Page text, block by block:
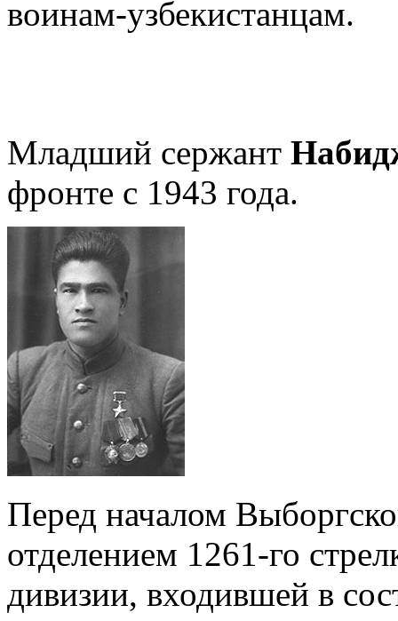
воинам-узбекистанцам.
Младший сержант
фронте с 1943 года.
Перед началом
отделением 1261-го
дивизии, входившей в